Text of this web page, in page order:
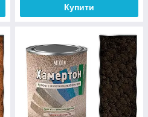
Купити